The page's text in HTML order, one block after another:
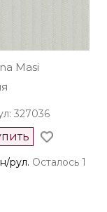
Masi
327036
рул. Осталось 1